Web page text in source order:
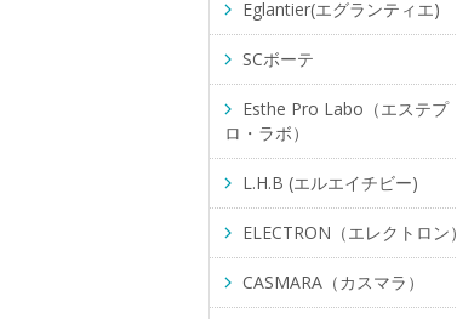
Eglantier(エグランティエ)
SCボーテ
Esthe Pro Labo（エステプ
ロ・ラボ）
L.H.B (エルエイチビー)
ELECTRON（エレクトロン）
CASMARA（カスマラ）